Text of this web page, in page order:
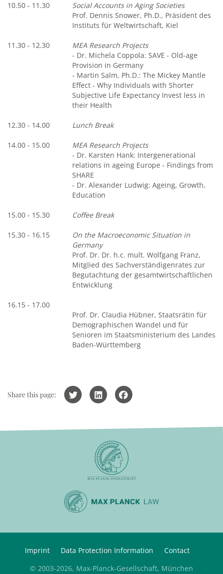
10.50 - 11.30
Social Accounts in Aging Societies
Prof. Dennis Snower, Ph.D., Präsident des
Instituts für Weltwirtschaft, Kiel
11.30 - 12.30
MEA Research Projects
- Dr. Michela Coppola: SAVE - Old-age
Provision in Germany
- Martin Salm, Ph.D.: The Mickey Mantle
Effect - Why Individuals with Shorter
Subjective Life Expectancy Invest less in
their Health
12.30 - 14.00 Lunch Break
14.00 - 15.00
MEA Research Projects
- Dr. Karsten Hank: Intergenerational
relations in ageing Europe - Findings from
SHARE
- Dr. Alexander Ludwig: Ageing, Growth,
Education
15.00 - 15.30 Coffee Break
15.30 - 16.15
On the Macroeconomic Situation in
Germany
Prof. Dr. Dr. h.c. mult. Wolfgang Franz,
Mitglied des Sachverständigenrates zur
Begutachtung der gesamtwirtschaftlichen
Entwicklung
16.15 - 17.00
Prof. Dr. Claudia Hübner, Staatsrätin für
Demographischen Wandel und für
Senioren im Staatsministerium des Landes
Baden-Württemberg
Share this page:
Imprint Data Protection Information
Contact
© 2003-2026, Max-Planck-Gesellschaft, München